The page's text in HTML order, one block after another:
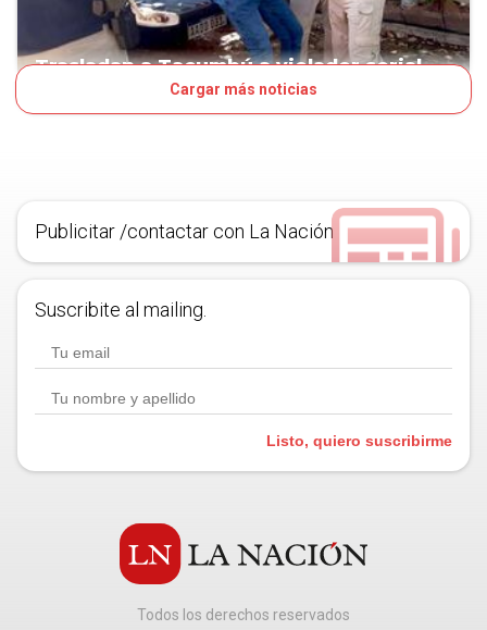
Trasladan a Tacumbú a violador serial
Cargar más noticias
Publicitar /contactar con La Nación
Suscribite al mailing.
Listo, quiero suscribirme
Todos los derechos reservados